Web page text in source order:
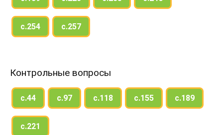
с.254 с.257
Контрольные вопросы
с.44 с.97 с.118 с.155 с.189
с.221